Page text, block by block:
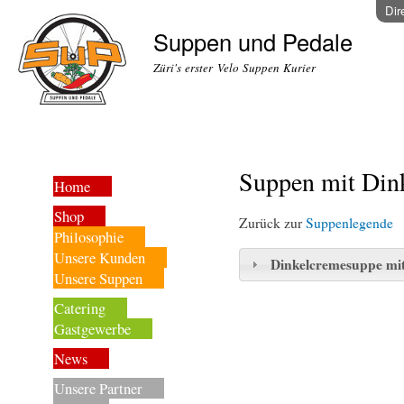
Suppen und Pedale
Züri's erster Velo Suppen Kurier
Home
Shop
Philosophie
Unsere Kunden
Unsere Suppen
Catering
Gastgewerbe
News
Unsere Partner
Suppen mit
Zurück zurSuppenlegende
Dinkelcremesuppe